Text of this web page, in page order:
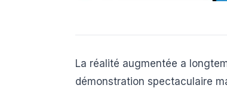
La réalité augmentée a
démonstration spectaculaire